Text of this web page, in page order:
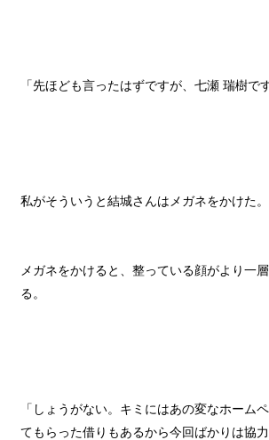
「先ほども言ったはずですが、七瀬 瑞樹で
私がそういうと結城さんはメガネをかけた。
メガネをかけると、整っている顔がより一
る。
「しょうがない。キミにはあの変なホーム
てもらった借りもあるから今回ばかりは協力